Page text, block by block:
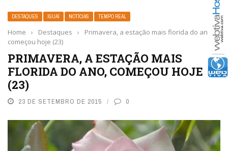
DESTAQUES IGUAÍ NOTÍCIAS TEMPO REAL
Home › Destaques ›
Primavera, a estação mais florida do ano,
começou hoje (23)
PRIMAVERA, A ESTAÇÃO MAIS
FLORIDA DO ANO, COMEÇOU HOJE
(23)
23 DE SETEMBRO DE 2015 0